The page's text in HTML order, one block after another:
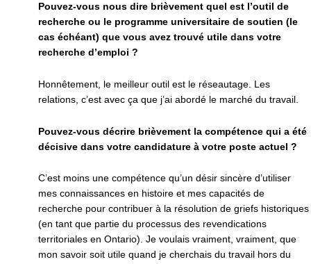
Pouvez-vous nous dire brièvement quel est l’outil de
recherche ou le programme universitaire de soutien (le
cas échéant) que vous avez trouvé utile dans votre
recherche d’emploi ?
Honnêtement, le meilleur outil est le réseautage. Les
relations, c’est avec ça que j’ai abordé le marché du travail.
Pouvez-vous décrire brièvement la compétence qui a été
décisive dans votre candidature à votre poste actuel ?
C’est moins une compétence qu’un désir sincère d’utiliser
mes connaissances en histoire et mes capacités de
recherche pour contribuer à la résolution de griefs historiques
(en tant que partie du processus des revendications
territoriales en Ontario). Je voulais vraiment, vraiment, que
mon savoir soit utile quand je cherchais du travail hors du